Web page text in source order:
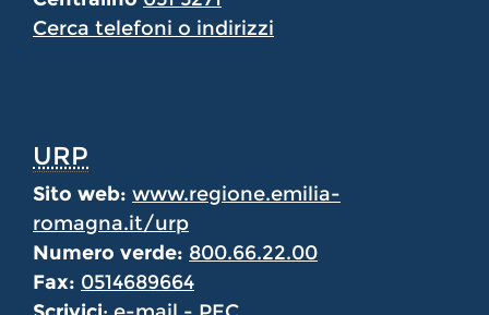
Cerca telefoni o indirizzi
URP
Sito web: www.regione.emilia-
romagna.it/urp
Numero verde: 800.66.22.00
Fax: 0514689664